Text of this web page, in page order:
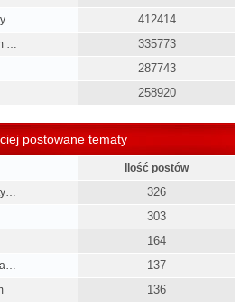
412414
… 335773
287743
258920
postowane tematy
Ilość postów
326
303
164
137
136